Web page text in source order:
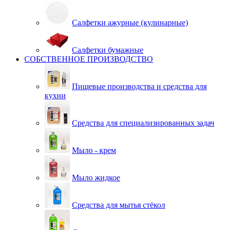
Салфетки ажурные (кулинарные)
Салфетки бумажные
СОБСТВЕННОЕ ПРОИЗВОДСТВО
Пищевые производства и средства для
кухни
Средства для специализированных задач
Мыло - крем
Мыло жидкое
Средства для мытья стёкол